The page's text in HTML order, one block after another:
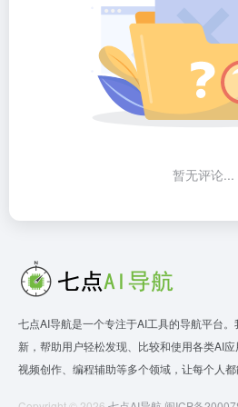
暂无评论...
七点AI导航是一个专注于AI工具的导航平台
新，帮助用户轻松发现、比较和使用各类AI应
视频创作、编程辅助等多个领域，让每个人都